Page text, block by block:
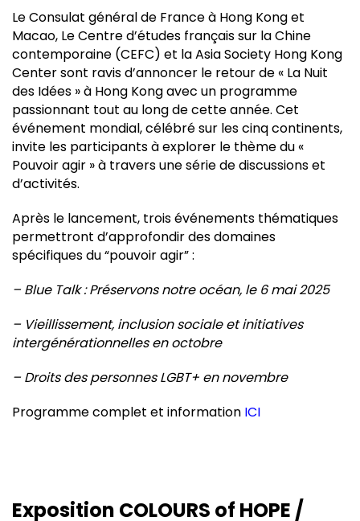
Le Consulat général de France à Hong Kong et
Macao, Le Centre d’études français sur la Chine
contemporaine (CEFC) et la Asia Society Hong Kong
Center sont ravis d’annoncer le retour de « La Nuit
des Idées » à Hong Kong avec un programme
passionnant tout au long de cette année. Cet
événement mondial, célébré sur les cinq continents,
invite les participants à explorer le thème du «
Pouvoir agir » à travers une série de discussions et
d’activités.
Après le lancement, trois événements thématiques
permettront d’approfondir des domaines
spécifiques du “pouvoir agir” :
– Blue Talk : Préservons notre océan, le 6 mai 2025
– Vieillissement, inclusion sociale et initiatives
intergénérationnelles en octobre
– Droits des personnes LGBT+ en novembre
Programme complet et information ICI
Exposition COLOURS of HOPE /